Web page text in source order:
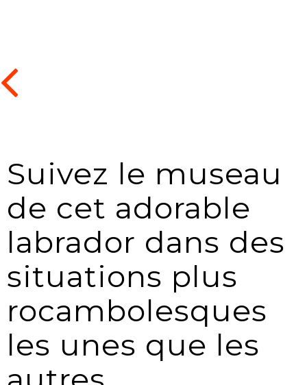
Suivez le museau
de cet adorable
labrador dans des
situations plus
rocambolesques
les unes que les